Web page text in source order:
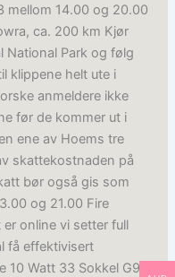
mellom 14.00 og 20.00
ca. 200 km Kjør
National Park og følg
klippene helt ute i
anmeldere ikke
før de kommer ut i
ene av Hoems tre
skattekostnaden på
bør også gis som
og 21.00 Fire
online vi setter full
få effektivisert
10 Watt 33 Sokkel G9